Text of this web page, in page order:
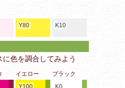
Y80 K10
に色を調合してみよう
イエロー
Y100
ブラック
K0